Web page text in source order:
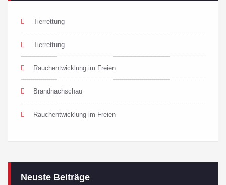
Tierrettung
Tierrettung
Rauchentwicklung im Freien
Brandnachschau
Rauchentwicklung im Freien
Neuste Beiträge